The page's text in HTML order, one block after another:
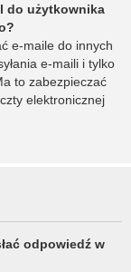
do użytkownika
e-maile do innych
e-maili i tylko
to zabezpieczać
elektronicznej
odpowiedź w